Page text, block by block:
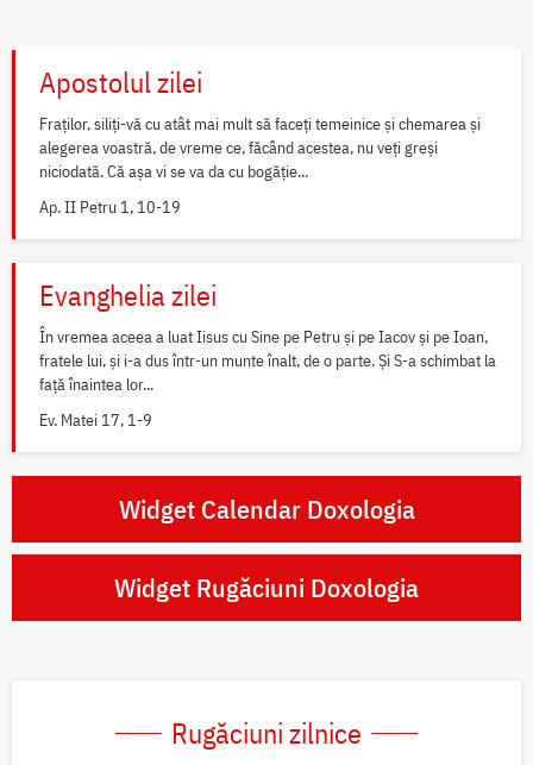
Apostolul zilei
Fraților, siliți-vă cu atât mai mult să faceți temeinice și chemarea și
alegerea voastră, de vreme ce, făcând acestea, nu veți greși
niciodată. Că așa vi se va da cu bogăție...
Ap. II Petru 1, 10-19
Evanghelia zilei
În vremea aceea a luat Iisus cu Sine pe Petru și pe Iacov și pe Ioan,
fratele lui, și i-a dus într-un munte înalt, de o parte. Și S-a schimbat la
față înaintea lor...
Ev. Matei 17, 1-9
Widget Calendar Doxologia
Widget Rugăciuni Doxologia
Rugăciuni zilnice